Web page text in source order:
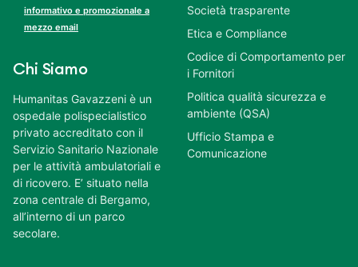
informativo e promozionale a
mezzo email
Chi Siamo
Humanitas Gavazzeni è un
ospedale polispecialistico
privato accreditato con il
Servizio Sanitario Nazionale
per le attività ambulatoriali e
di ricovero. E’ situato nella
zona centrale di Bergamo,
all’interno di un parco
secolare.
Società trasparente
Etica e Compliance
Codice di Comportamento per
i Fornitori
Politica qualità sicurezza e
ambiente (QSA)
Ufficio Stampa e
Comunicazione